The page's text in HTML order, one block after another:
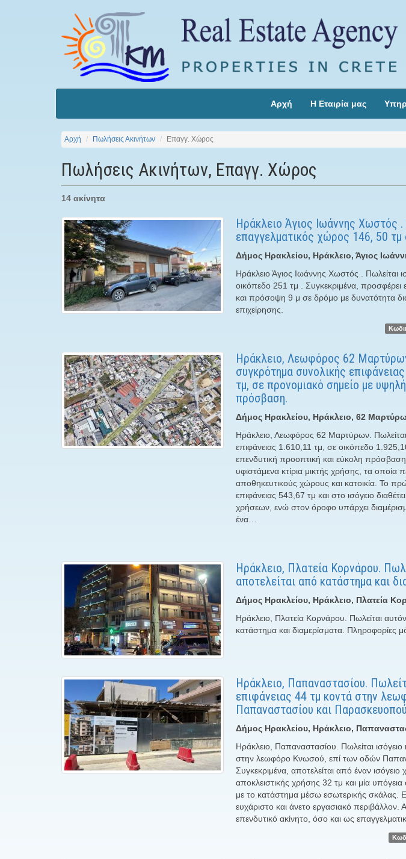
Αρχή Η Εταιρία μας
Αρχή Πωλήσεις Ακινήτων Επαγγ. Χώρος
Πωλήσεις Ακινήτων, Επαγγ. Χώρος
14 ακίνητα
Ηράκλειο Άγιος Ιωάννης Χωστός .
επαγγελματικός χώρος 146, 50 τμ
Δήμος Ηρακλείου, Ηράκλειο, Άγιος
Ηράκλειο Άγιος Ιωάννης Χωστός . Πωλείται
οικόπεδο 251 τμ . Συγκεκριμένα, προσφέρει
και πρόσοψη 9 μ σε δρόμο με δυνατότητα
επιχείρησης.
Ηράκλειο, Λεωφόρος 62
συγκρότημα συνολικής
τμ, σε προνομιακό σημείο με
πρόσβαση.
Δήμος Ηρακλείου, Ηράκλειο, 62
Ηράκλειο, Λεωφόρος 62 Μαρτύρων.
επιφάνειας 1.610,11 τμ, σε οικόπεδο
επενδυτική προοπτική και εύκολη
υφιστάμενα κτίρια μικτής χρήσης, τα οποία
αποθηκευτικούς χώρους και κατοικία. Το
επιφάνειας 543,67 τμ και στο ισόγειο
χρήσεων, ενώ στον όροφο υπάρχει
ένα…
Ηράκλειο, Πλατεία Κορνάρου.
αποτελείται από κατάστημα και
Δήμος Ηρακλείου, Ηράκλειο, Πλατεία
Ηράκλειο, Πλατεία Κορνάρου. Πωλείται
κατάστημα και διαμερίσματα. Πληροφορίες
Ηράκλειο, Παπαναστασίου.
επιφάνειας 44 τμ κοντά στην
Παπαναστασίου και
Δήμος Ηρακλείου, Ηράκλειο,
Ηράκλειο, Παπαναστασίου. Πωλείται
στην λεωφόρο Κνωσού, επί των οδών
Συγκεκριμένα, αποτελείται από έναν
αποκλειστικής χρήσης 32 τμ και μία
με το κατάστημα μέσω εσωτερικής σκάλας.
ευχάριστο και άνετο εργασιακό περιβάλλον.
επενδυτικό ακίνητο, όσο και ως